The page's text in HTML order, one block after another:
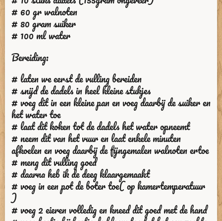
# 60 gr walnoten
# 80 gram suiker
# 100 ml water
Bereiding:
# laten we eerst de vulling bereiden
# snijd de dadels in heel kleine stukjes
# voeg dit in een kleine pan en voeg daarbij de suiker en
het water toe
# laat dit koken tot de dadels het water opneemt
# neem dit van het vuur en laat enkele minuten
afkoelen en voeg daarbij de fijngemalen walnoten ertoe
# meng dit vulling goed
# daarna heb ik de deeg klaargemaakt
# voeg in een pot de boter toe( op kamertemperatuur
)
# voeg 2 eieren volledig en kneed dit goed met de hand